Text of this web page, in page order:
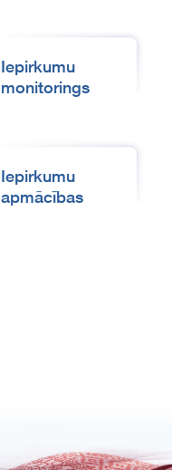
Iepirkumu
monitorings
Iepirkumu
apmācības